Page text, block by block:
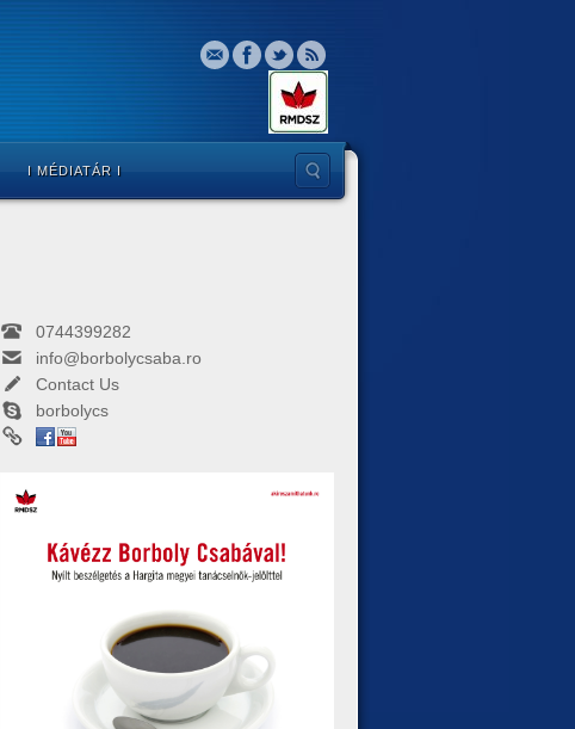
I MÉDIATÁR I
0744399282
info@borbolycsaba.ro
Contact Us
borbolycs